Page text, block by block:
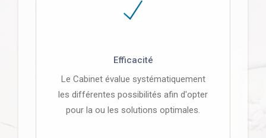
Efficacité
Le Cabinet évalue systématiquement
les différentes possibilités afin d'opter
pour la ou les solutions optimales.